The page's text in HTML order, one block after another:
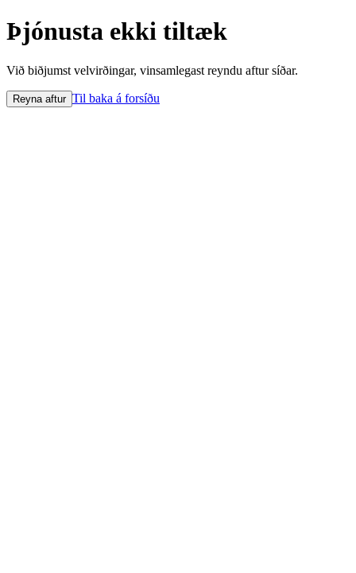
Þjónusta ekki tiltæk
Við biðjumst velvirðingar, vinsamlegast reyndu aftur síðar.
Reyna aftur Til baka á forsíðu